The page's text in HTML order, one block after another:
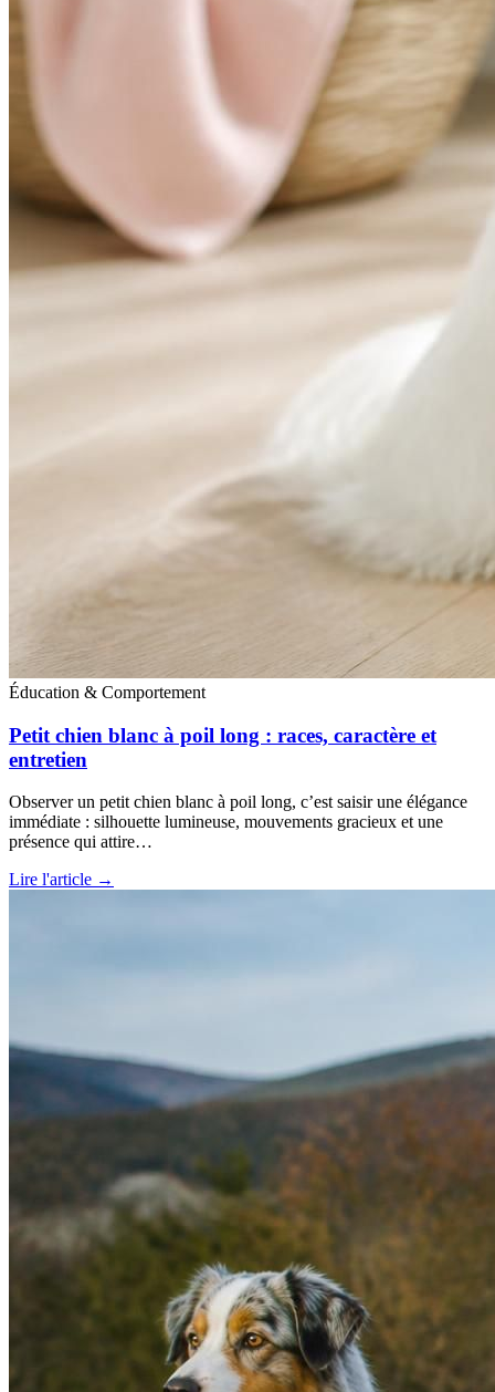
Éducation & Comportement
Petit chien blanc à poil long : races, caractère et
entretien
Observer un petit chien blanc à poil long, c’est saisir une élégance
immédiate : silhouette lumineuse, mouvements gracieux et une
présence qui attire…
Lire l'article →